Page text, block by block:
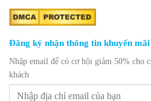
Đăng ký nhận thông tin khuyến mãi
Nhập email để có cơ hội giảm 50% cho
khách